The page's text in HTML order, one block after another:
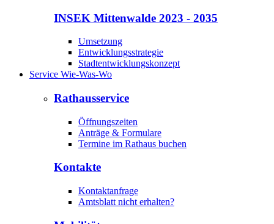
INSEK Mittenwalde 2023 - 2035
Umsetzung
Entwicklungsstrategie
Stadtentwicklungskonzept
Service Wie-Was-Wo
Rathausservice
Öffnungszeiten
Anträge & Formulare
Termine im Rathaus buchen
Kontakte
Kontaktanfrage
Amtsblatt nicht erhalten?